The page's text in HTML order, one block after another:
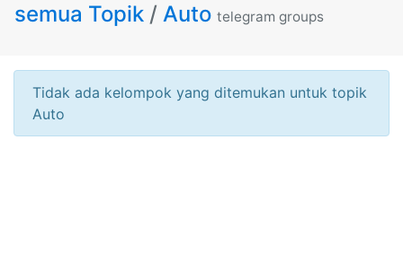
semua Topik / Auto telegram groups
Tidak ada kelompok yang ditemukan untuk topik
Auto